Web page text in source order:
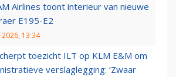
Airlines toont interieur van nieuwe
E195-E2
13:34
toezicht ILT op KLM E&M om
verslaglegging: ‘Zwaar